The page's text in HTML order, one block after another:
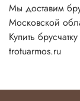
Мы доставим
Московской
Купить
trotuarmos.ru